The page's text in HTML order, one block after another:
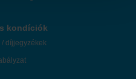
kondíciók
díjjegyzékek